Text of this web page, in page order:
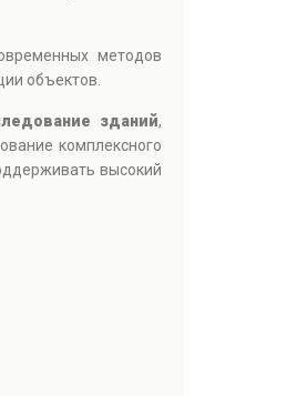
методов
объектов.
зданий,
комплексного
высокий